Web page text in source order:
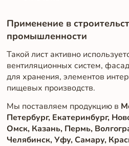
Применение в
промышленности
Такой лист активно
вентиляционных систем,
для хранения, элементов
пищевых производств.
Мы поставляем продукцию в
Петербург, Екатеринбург,
Омск, Казань, Пермь,
Челябинск, Уфу, Самару,